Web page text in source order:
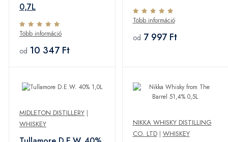
0,7L
Több információ
od 10 347 Ft
Több információ
od 7 997 Ft
MIDLETON DISTILLERY |
WHISKEY
NIKKA WHISKY DISTILLING
CO. LTD| WHISKEY